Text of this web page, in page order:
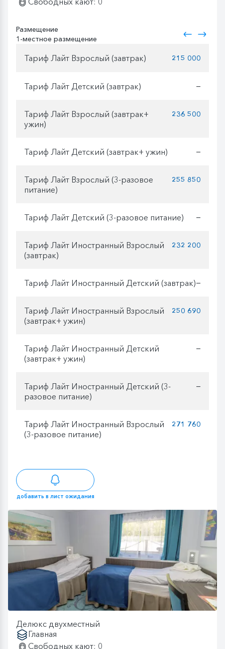
Размещение
1-местное размещение
Тариф Лайт Взрослый (завтрак) 215 000
Тариф Лайт Детский (завтрак) —
Тариф Лайт Взрослый (завтрак+
ужин)
236 500
Тариф Лайт Детский (завтрак+ ужин) —
Тариф Лайт Взрослый (3-разовое
питание)
255 850
Тариф Лайт Детский (3-разовое питание) —
Тариф Лайт Иностранный Взрослый
(завтрак)
232 200
Тариф Лайт Иностранный Детский (завтрак)—
Тариф Лайт Иностранный Взрослый
(завтрак+ ужин)
250 690
Тариф Лайт Иностранный Детский
(завтрак+ ужин)
—
Тариф Лайт Иностранный Детский (3-
разовое питание)
—
Тариф Лайт Иностранный Взрослый
(3-разовое питание)
271 760
добавить в лист ожидания
Делюкс двухместный
Главная
Свободных кают: 0